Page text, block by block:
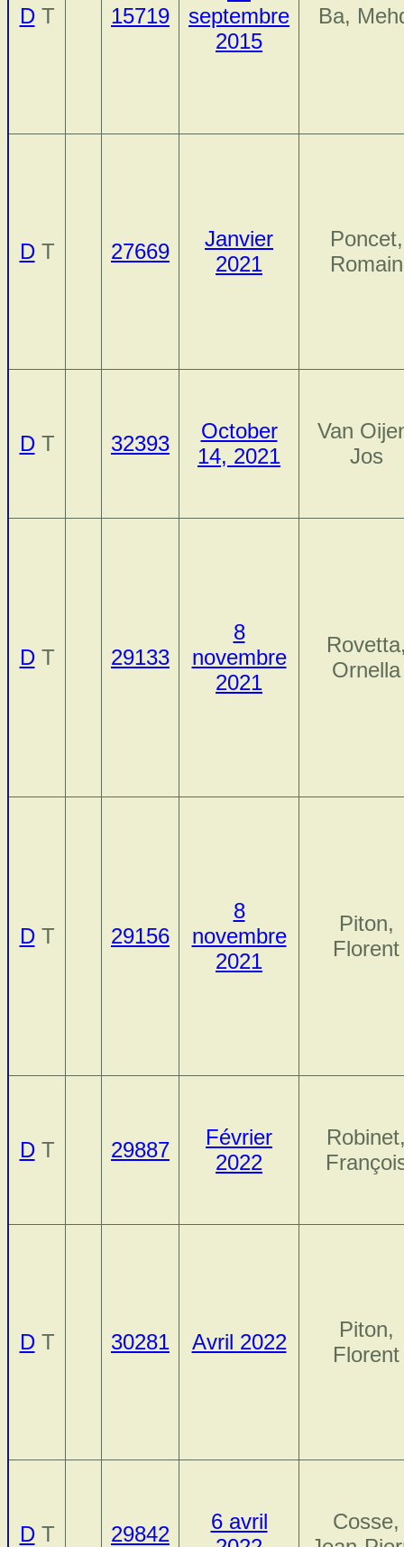
DT 15719
septembre
2015
Ba,
DT 27669
Janvier
2021
Poncet,
Romain
DT 32393
October
14, 2021
Van
Jos
DT 29133
8
novembre
2021
Ornella
DT 29156
8
novembre
2021
Piton,
Florent
DT 29887
Février
2022
DT 30281 Avril 2022
Piton,
Florent
DT 29842
6 avril
Cosse,